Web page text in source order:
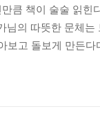
큼 책이 술술 읽
님의 따뜻한 문체
보고 돌보게 만든